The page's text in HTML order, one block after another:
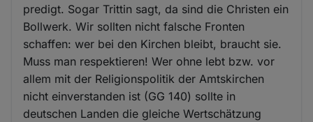
predigt. Sogar Trittin sagt, da sind die Christen ein
Bollwerk. Wir sollten nicht falsche Fronten
schaffen: wer bei den Kirchen bleibt, braucht sie.
Muss man respektieren! Wer ohne lebt bzw. vor
allem mit der Religionspolitik der Amtskirchen
nicht einverstanden ist (GG 140) sollte in
deutschen Landen die gleiche Wertschätzung